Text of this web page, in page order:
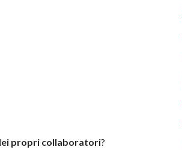
propri collaboratori?